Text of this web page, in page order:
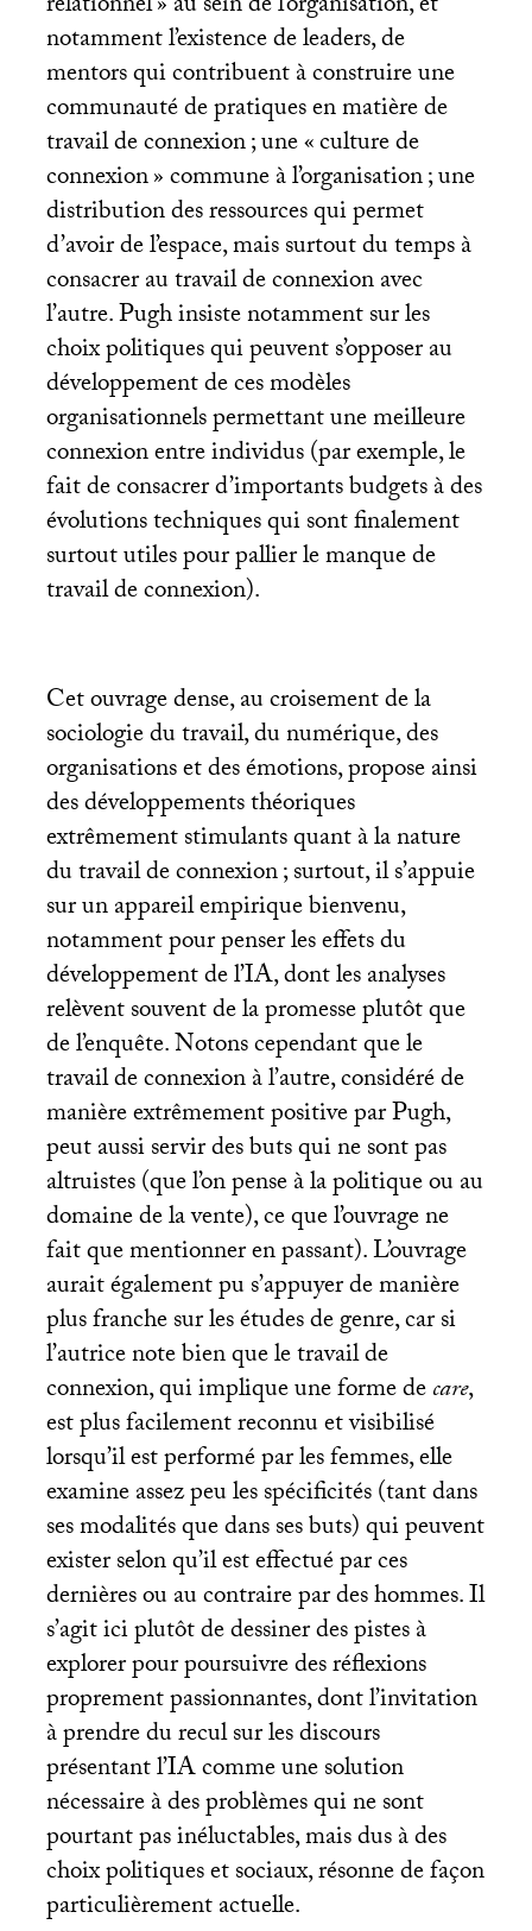
notamment l’existence de leaders, de
mentors qui contribuent à construire une
communauté de pratiques en matière de
travail de connexion; une «culture de
connexion» commune à l’organisation; une
distribution des ressources qui permet
d’avoir de l’espace, mais surtout du temps à
consacrer au travail de connexion avec
l’autre. Pugh insiste notamment sur les
choix politiques qui peuvent s’opposer au
développement de ces modèles
organisationnels permettant une meilleure
connexion entre individus (par exemple, le
fait de consacrer d’importants budgets à des
évolutions techniques qui sont finalement
surtout utiles pour pallier le manque de
travail de connexion).
Cet ouvrage dense, au croisement de la
sociologie du travail, du numérique, des
organisations et des émotions, propose ainsi
des développements théoriques
extrêmement stimulants quant à la nature
du travail de connexion; surtout, il s’appuie
sur un appareil empirique bienvenu,
notamment pour penser les effets du
développement de l’IA, dont les analyses
relèvent souvent de la promesse plutôt que
de l’enquête. Notons cependant que le
travail de connexion à l’autre, considéré de
manière extrêmement positive par Pugh,
peut aussi servir des buts qui ne sont pas
altruistes (que l’on pense à la politique ou au
domaine de la vente), ce que l’ouvrage ne
fait que mentionner en passant). L’ouvrage
aurait également pu s’appuyer de manière
plus franche sur les études de genre, car si
l’autrice note bien que le travail de
connexion, qui implique une forme decare,
est plus facilement reconnu et visibilisé
lorsqu’il est performé par les femmes, elle
examine assez peu les spécificités (tant dans
ses modalités que dans ses buts) qui peuvent
exister selon qu’il est effectué par ces
dernières ou au contraire par des hommes. Il
s’agit ici plutôt de dessiner des pistes à
explorer pour poursuivre des réflexions
proprement passionnantes, dont l’invitation
à prendre du recul sur les discours
présentant l’IAcomme une solution
nécessaire à des problèmes qui ne sont
pourtant pas inéluctables, mais dus à des
choix politiques et sociaux, résonne de façon
particulièrement actuelle.